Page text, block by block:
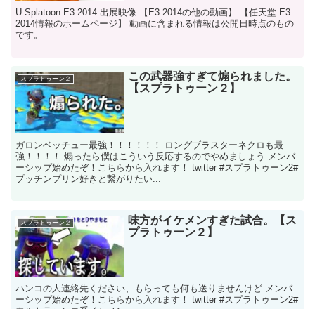
U Splatoon E3 2014 出展映像 【E3 2014の他の動画】 【任天堂 E3
2014情報のホームページ】 動画に含まれる情報は公開日時点のもの
です。
スプラトゥーン２
この武器強すぎて煽られました。
【スプラトゥーン２】
ガロンベッチュー最強！！！！！！ ロングブラスターネクロも最
強！！！！ 煽ったら僕はこういう反応するのでやめましょう メンバ
ーシップ始めたぞ！こちらから入れます！ twitter #スプラトゥーン2#
プッチンプリン好きと繋がりたい...
スプラトゥーン２
味方がイケメンすぎた試合。【ス
プラトゥーン２】
ハンコの人連絡先ください、もらっても何も送りませんけど メンバ
ーシップ始めたぞ！こちらから入れます！ twitter #スプラトゥーン2#